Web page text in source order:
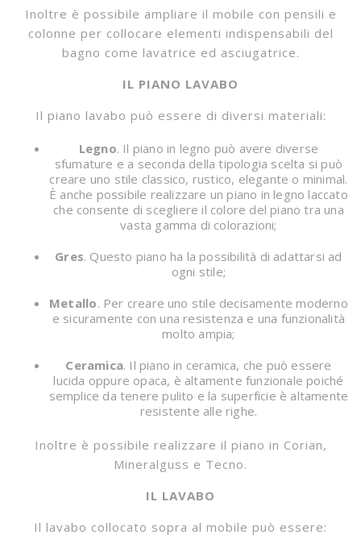
Inoltre è possibile ampliare il mobile con pensili e
colonne per collocare elementi indispensabili del
bagno come lavatrice ed asciugatrice.
IL PIANO LAVABO
Il piano lavabo può essere di diversi materiali:
Legno. Il piano in legno può avere diverse
sfumature e a seconda della tipologia scelta si può
creare uno stile classico, rustico, elegante o minimal.
È anche possibile realizzare un piano in legno laccato
che consente di scegliere il colore del piano tra una
vasta gamma di colorazioni;
Gres. Questo piano ha la possibilità di adattarsi ad
ogni stile;
Metallo. Per creare uno stile decisamente moderno
e sicuramente con una resistenza e una funzionalità
molto ampia;
Ceramica. Il piano in ceramica, che può essere
lucida oppure opaca, è altamente funzionale poiché
semplice da tenere pulito e la superficie è altamente
resistente alle righe.
Inoltre è possibile realizzare il piano in Corian,
Mineralguss e Tecno.
IL LAVABO
Il lavabo collocato sopra al mobile può essere: